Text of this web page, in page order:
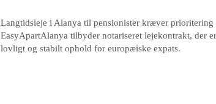
Langtidsleje i Alanya til pensionister kræver
EasyApartAlanya tilbyder notariseret lejekontrakt, der
lovligt og stabilt ophold for europæiske expats.